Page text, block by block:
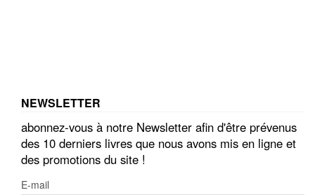
NEWSLETTER
abonnez-vous à notre Newsletter afin d'être prévenus
des 10 derniers livres que nous avons mis en ligne et
des promotions du site !
E-mail